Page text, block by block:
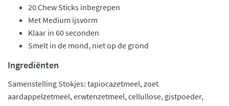
20 Chew Sticks inbegrepen
Met Medium ijsvorm
Klaar in 60 seconden
Smelt in de mond, niet op de grond
Ingrediënten
Samenstelling Stokjes: tapiocazetmeel, zoet
aardappelzetmeel, erwtenzetmeel, cellullose, gistpoeder,